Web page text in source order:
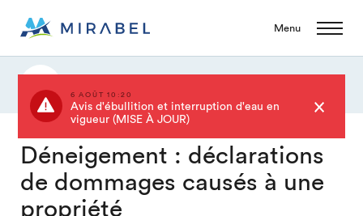
Menu
6 AOÛT 10:20
Avis d'ébullition et interruption d'eau en
vigueur (MISE À JOUR)
Déneigement : déclarations
de dommages causés à une
propriété